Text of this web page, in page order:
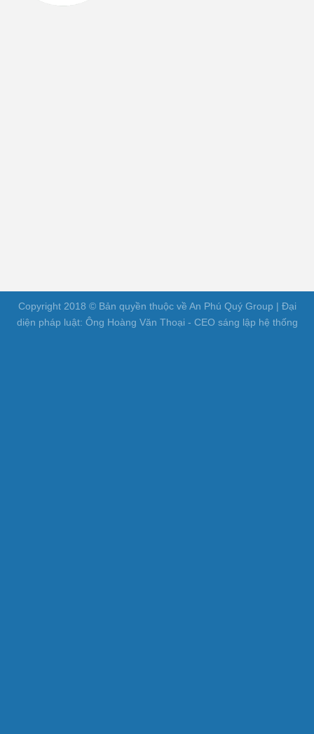
Copyright 2018 © Bản quyền thuộc về An Phú Quý Group | Đại
diện pháp luật: Ông Hoàng Văn Thoại - CEO sáng lập hệ thống